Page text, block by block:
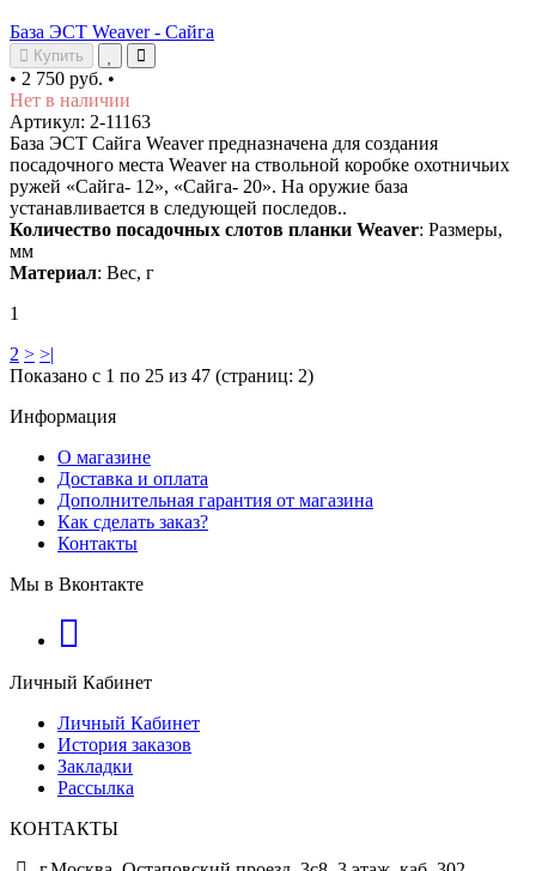
База ЭСТ Weaver - Сайга
Купить
• 2 750 руб. •
Нет в наличии
Артикул: 2-11163
База ЭСТ Сайга Weaver предназначена для создания
посадочного места Weaver на ствольной коробке охотничьих
ружей «Сайга- 12», «Сайга- 20». На оружие база
устанавливается в следующей последов..
Количество посадочных слотов планки Weaver: Размеры,
мм
Материал: Вес, г
1
2 > >|
Показано с 1 по 25 из 47 (страниц: 2)
Информация
О магазине
Доставка и оплата
Дополнительная гарантия от магазина
Как сделать заказ?
Контакты
Мы в Вконтакте
Личный Кабинет
Личный Кабинет
История заказов
Закладки
Рассылка
КОНТАКТЫ